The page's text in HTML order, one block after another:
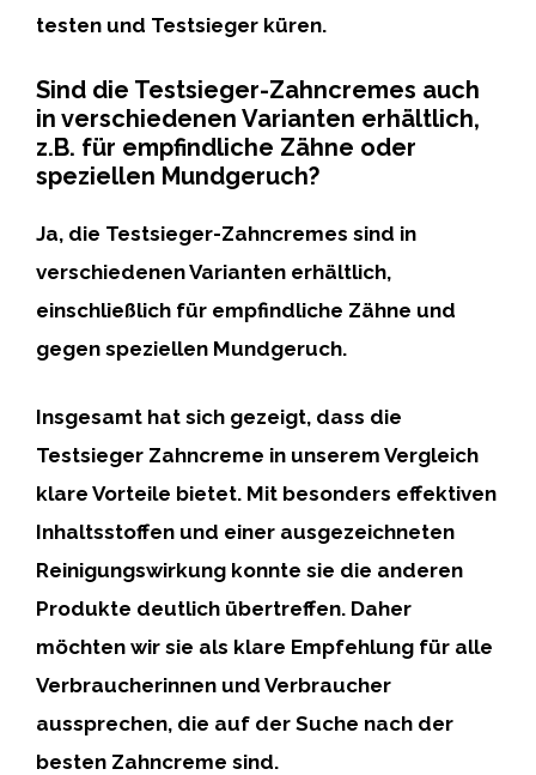
testen und Testsieger küren.
Sind die Testsieger-Zahncremes auch
in verschiedenen Varianten erhältlich,
z.B. für empfindliche Zähne oder
speziellen Mundgeruch?
Ja, die Testsieger-Zahncremes sind in
verschiedenen Varianten erhältlich,
einschließlich für empfindliche Zähne und
gegen speziellen Mundgeruch.
Insgesamt hat sich gezeigt, dass die
Testsieger Zahncreme in unserem Vergleich
klare Vorteile bietet. Mit besonders effektiven
Inhaltsstoffen und einer ausgezeichneten
Reinigungswirkung konnte sie die anderen
Produkte deutlich übertreffen. Daher
möchten wir sie als klare Empfehlung für alle
Verbraucherinnen und Verbraucher
aussprechen, die auf der Suche nach der
besten Zahncreme sind.